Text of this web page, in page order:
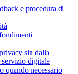
e procedura di
sin dalla
servizio digitale
quando necessario